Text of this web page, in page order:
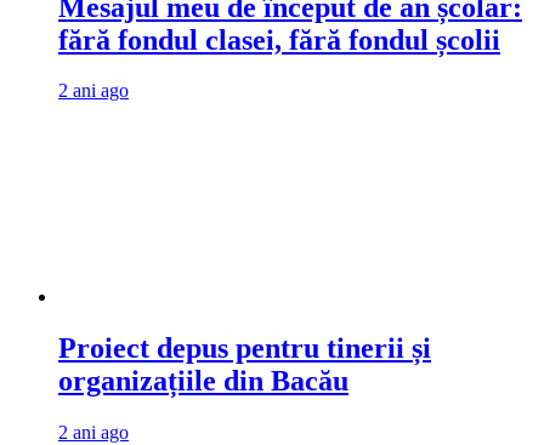
Mesajul meu de început de an școlar:
fără fondul clasei, fără fondul școlii
2 ani ago
Proiect depus pentru tinerii și
organizațiile din Bacău
2 ani ago